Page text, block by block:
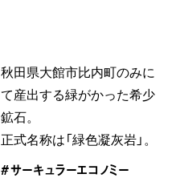
秋田県大館市比内町のみに
て産出する緑がかった希少
鉱石。
正式名称は「緑色凝灰岩」。
#サーキュラーエコノミー